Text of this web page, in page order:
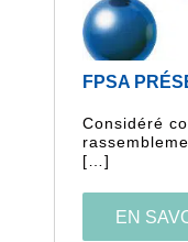
FPSA
Considéré
[…]
EN